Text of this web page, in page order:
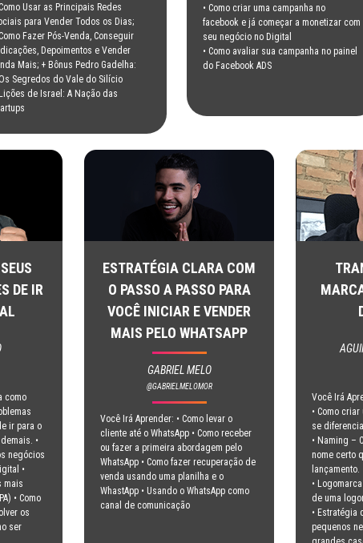
Usar as Principais Redes
para Vender Todos os Dias;
Fazer Pós-Venda, Conseguir
Depoimentos e Vender
Mais; + Bônus Pedro Gadelha:
Segredos do Vale do Silício
de Israel: A Nação das
• Como criar uma campanha no
facebook e já começar a monetizar com
seu negócio no Digital
• Como avaliar sua campanha no painel
do Facebook ADS
DE IR
como
ir para o
•
negócios
•
mais
• Como
os
ser
ESTRATÉGIA CLARA COM
O PASSO A PASSO PARA
VOCÊ INICIAR E VENDER
MAIS PELO WHATSAPP
GABRIEL MELO
@GABRIELMELOMOR
Você Irá Aprender: • Como levar o
cliente até o WhatsApp • Como receber
ou fazer a primeira abordagem pelo
WhatsApp • Como fazer recuperação de
venda usando uma planilha e o
WhastApp • Usando o WhatsApp como
canal de comunicação
Você Irá
• Como
se
• Naming –
nome certo
lançamento.
•
de uma
• Estratégia
pequenos